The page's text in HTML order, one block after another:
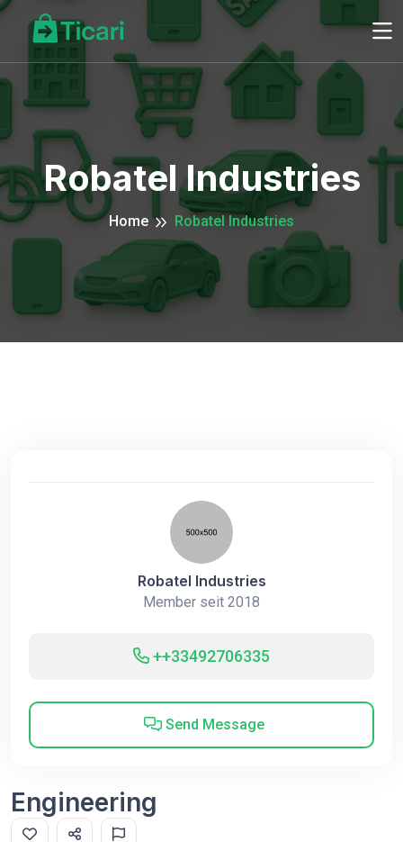
Robatel Industries
Home Robatel Industries
Robatel Industries
Member seit 2018
++33492706335
Send Message
Engineering